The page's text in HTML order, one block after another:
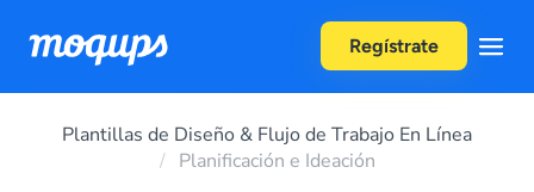
Regístrate
Plantillas de Diseño & Flujo de Trabajo En Línea
Planificación e Ideación